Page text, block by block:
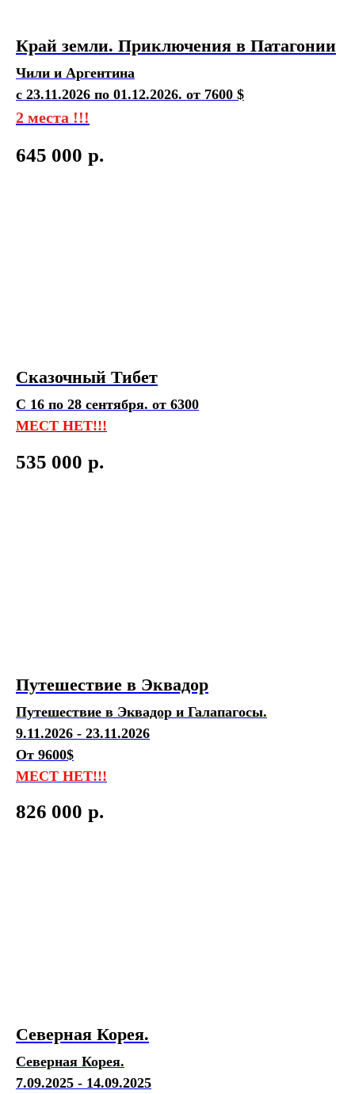
Край земли. Приключения в Патагонии
Чили и Аргентина
с 23.11.2026 по 01.12.2026. от 7600 $
2 места !!!
645 000 р.
Сказочный Тибет
С 16 по 28 сентября. от 6300
МЕСТ НЕТ!!!
535 000 р.
Путешествие в Эквадор
Путешествие в Эквадор и Галапагосы.
9.11.2026 - 23.11.2026
От 9600$
МЕСТ НЕТ!!!
826 000 р.
Северная Корея.
Северная Корея.
7.09.2025 - 14.09.2025